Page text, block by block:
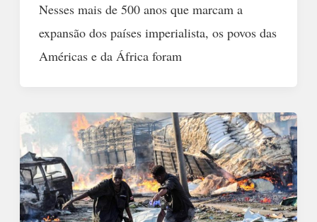
Nesses mais de 500 anos que marcam a
expansão dos países imperialista, os povos das
Américas e da África foram